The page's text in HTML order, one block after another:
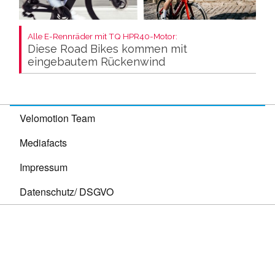
Alle E-Rennräder mit TQ HPR40-Motor:
Diese Road Bikes kommen mit
eingebautem Rückenwind
Velomotion Team
Mediafacts
Impressum
Datenschutz/ DSGVO